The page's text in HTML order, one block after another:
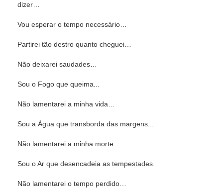
dizer…
Vou esperar o tempo necessário…
Partirei tão destro quanto cheguei…
Não deixarei saudades…
Sou o Fogo que queima...
Não lamentarei a minha vida…
Sou a Água que transborda das margens...
Não lamentarei a minha morte…
Sou o Ar que desencadeia as tempestades.
Não lamentarei o tempo perdido…